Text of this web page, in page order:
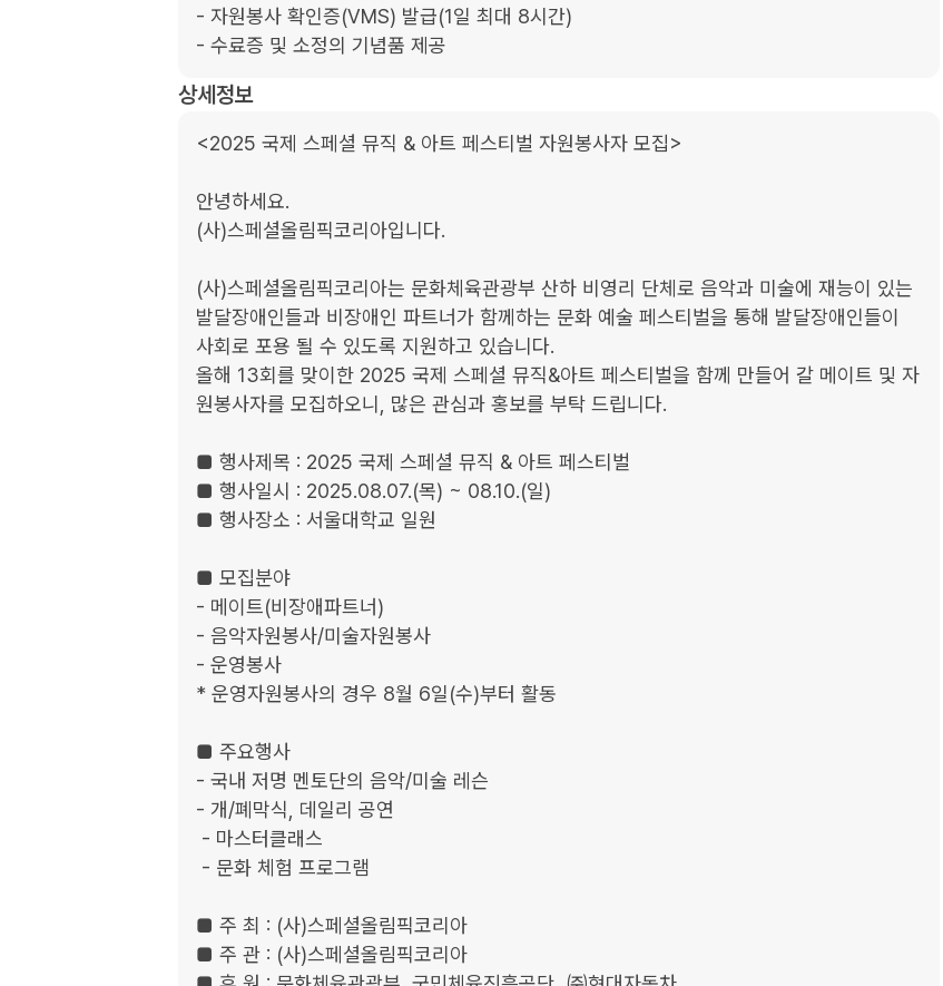
- 자원봉사 확인증(VMS) 발급(1일 최대 8시간)
- 수료증 및 소정의 기념품 제공
상세정보
<2025 국제 스페셜 뮤직 & 아트 페스티벌 자원봉사자 모집>
안녕하세요.
(사)스페셜올림픽코리아입니다.
(사)스페셜올림픽코리아는 문화체육관광부 산하 비영리 단체로 음악과 미술에 재능이 있는
발달장애인들과 비장애인 파트너가 함께하는 문화 예술 페스티벌을 통해 발달장애인들이
사회로 포용 될 수 있도록 지원하고 있습니다.
올해 13회를 맞이한 2025 국제 스페셜 뮤직&아트 페스티벌을 함께 만들어 갈 메이트 및 자
원봉사자를 모집하오니, 많은 관심과 홍보를 부탁 드립니다.
■ 행사제목 : 2025 국제 스페셜 뮤직 & 아트 페스티벌
■ 행사일시 : 2025.08.07.(목) ~ 08.10.(일)
■ 행사장소 : 서울대학교 일원
■ 모집분야
- 메이트(비장애파트너)
- 음악자원봉사/미술자원봉사
- 운영봉사
* 운영자원봉사의 경우 8월 6일(수)부터 활동
■ 주요행사
- 국내 저명 멘토단의 음악/미술 레슨
- 개/폐막식, 데일리 공연
■ 주 최 : (사)스페셜올림픽코리아
■ 주 관 : (사)스페셜올림픽코리아